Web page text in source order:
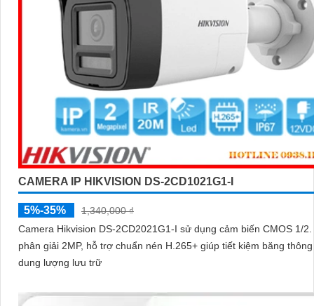
CAMERA IP HIKVISION DS-2CD1021G1-I
5%-35%
1,340,000 ₫
Camera Hikvision DS-2CD2021G1-I sử dụng cảm biến CMOS 1/
phân giải 2MP, hỗ trợ chuẩn nén H.265+ giúp tiết kiệm băng
dung lượng lưu trữ